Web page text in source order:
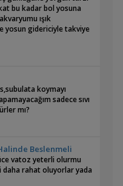
bu kadar bol yosuna
ışık
yosun gidericiyle takviye
koymayı
sadece sıvı
mı?
Beslenmeli
vatoz yeterli olurmu
rahat oluyorlar yada